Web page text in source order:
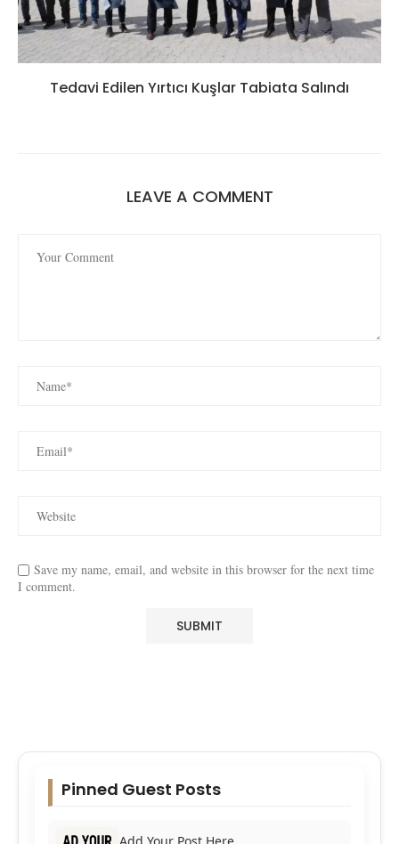
Tedavi Edilen Yırtıcı Kuşlar Tabiata Salındı
LEAVE A COMMENT
Save my name, email, and website in this browser for the next time
I comment.
Pinned Guest Posts
Add Your Post Here